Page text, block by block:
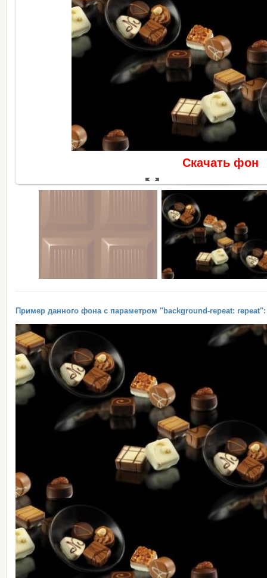
Скачать фон
В реальном размере510x298
Пример данного фона с параметром "background-repeat: repeat":